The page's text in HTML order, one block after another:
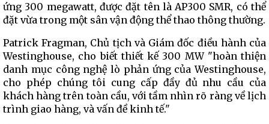
ứng 300 megawatt, được đặt tên là AP300 SMR, có thể
đặt vừa trong một sân vận động thể thao thông thường.
Patrick Fragman, Chủ tịch và Giám đốc điều hành của
Westinghouse, cho biết thiết kế 300 MW "hoàn thiện
danh mục công nghệ lò phản ứng của Westinghouse,
cho phép chúng tôi cung cấp đầy đủ nhu cầu của
khách hàng trên toàn cầu, với tầm nhìn rõ ràng về lịch
trình giao hàng, và vấn đề kinh tế."